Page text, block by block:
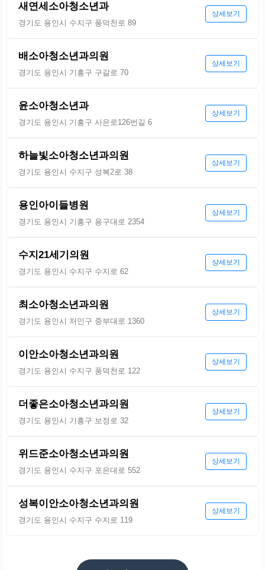
새연세소아청소년과
경기도 용인시 수지구 풍덕천로 89
상세보기
배소아청소년과의원
경기도 용인시 기흥구 구갈로 70
상세보기
윤소아청소년과
경기도 용인시 기흥구 사은로126번길 6
상세보기
하늘빛소아청소년과의원
경기도 용인시 수지구 성복2로 38
상세보기
용인아이들병원
경기도 용인시 기흥구 용구대로 2354
상세보기
수지21세기의원
경기도 용인시 수지구 수지로 62
상세보기
최소아청소년과의원
경기도 용인시 처인구 중부대로 1360
상세보기
이안소아청소년과의원
경기도 용인시 수지구 풍덕천로 122
상세보기
더좋은소아청소년과의원
경기도 용인시 기흥구 보정로 32
상세보기
위드준소아청소년과의원
경기도 용인시 수지구 포은대로 552
상세보기
성복이안소아청소년과의원
경기도 용인시 수지구 수지로 119
상세보기